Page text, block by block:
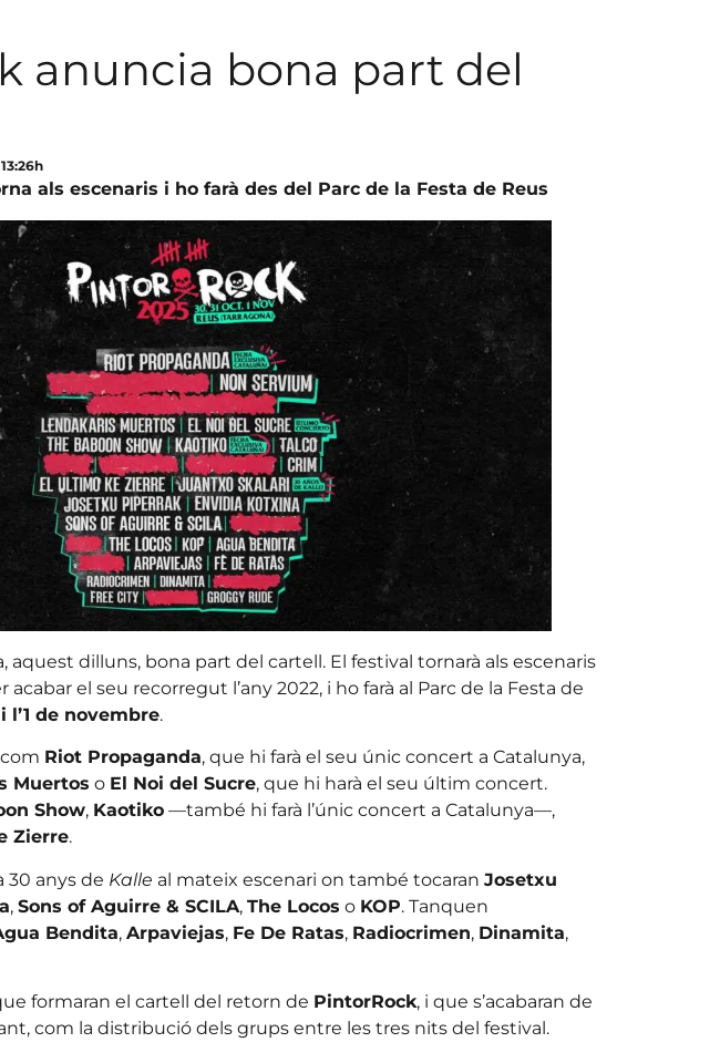
anuncia bona part del
als escenaris i ho farà des del Parc de la Festa de Reus
aquest dilluns, bona part del cartell. El festival tornarà als escenaris
el seu recorregut l’any 2022, i ho farà al Parc de la Festa de
l’1 de novembre.
Riot Propaganda, que hi farà el seu únic concert a Catalunya,
Muertos o El Noi del Sucre, que hi harà el seu últim concert.
Show, Kaotiko—també hi farà l’únic concert a Catalunya—,
Zierre.
30 anys de Kalle al mateix escenari on també tocaran Josetxu
, Sons of Aguirre & SCILA, The Locos o KOP. Tanquen
Bendita, Arpaviejas, Fe De Ratas, Radiocrimen, Dinamita,
formaran el cartell del retorn de PintorRock, i que s’acabaran de
com la distribució dels grups entre les tres nits del festival.